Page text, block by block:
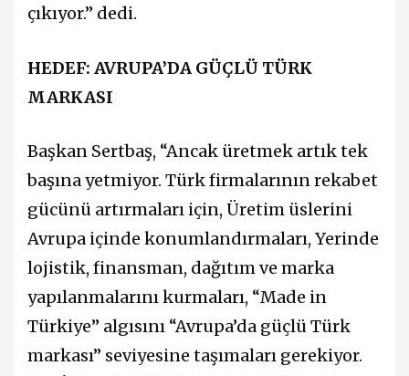
çıkıyor.” dedi.
HEDEF: AVRUPA’DA GÜÇLÜ TÜRK
MARKASI
Başkan Sertbaş, “Ancak üretmek artık tek
başına yetmiyor. Türk firmalarının rekabet
gücünü artırmaları için, Üretim üslerini
Avrupa içinde konumlandırmaları, Yerinde
lojistik, finansman, dağıtım ve marka
yapılanmalarını kurmaları, “Made in
Türkiye” algısını “Avrupa’da güçlü Türk
markası” seviyesine taşımaları gerekiyor.